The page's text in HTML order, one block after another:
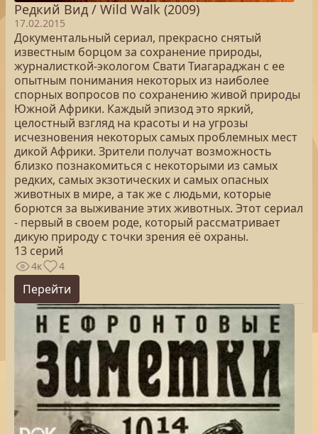
Редкий Вид / Wild Walk (2009)
17.02.2015
Документальный сериал, прекрасно снятый
известным борцом за сохранение природы,
журналисткой-экологом Свати Тиагараджан с ее
опытным понимания некоторых из наиболее
спорных вопросов по сохранению живой природы
Южной Африки. Каждый эпизод это яркий,
целостный взгляд на красоты и на угрозы
исчезновения некоторых самых проблемных мест
дикой Африки. Зрители получат возможность
близко познакомиться с некоторыми из самых
редких, самых экзотических и самых опасных
животных в мире, а так же с людьми, которые
борются за выживание этих животных. Этот сериал
- первый в своем роде, который рассматривает
дикую природу с точки зрения её охраны.
13 серий
4к 4
Перейти